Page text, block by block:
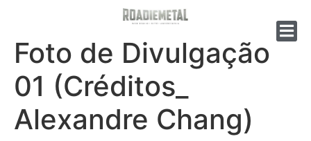
Foto de Divulgação
01 (Créditos_
Alexandre Chang)